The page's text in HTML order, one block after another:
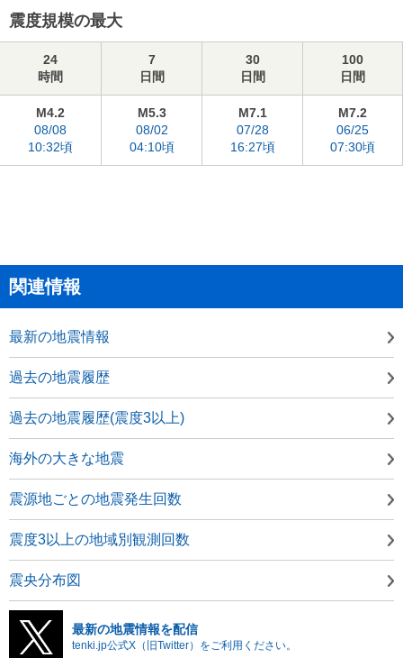
震度規模の最大
24
時間
7
日間
30
日間
100
日間
M4.2
08/08
10:32頃
M5.3
08/02
04:10頃
M7.1
07/28
16:27頃
M7.2
06/25
07:30頃
関連情報
最新の地震情報
過去の地震履歴
過去の地震履歴(震度3以上)
海外の大きな地震
震源地ごとの地震発生回数
震度3以上の地域別観測回数
震央分布図
最新の地震情報を配信
tenki.jp公式X（旧Twitter）をご利用ください。